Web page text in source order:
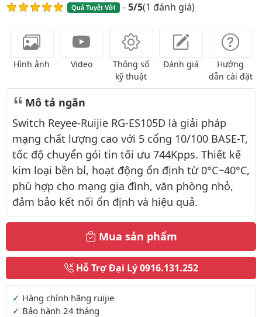
Quá Tuyệt Vời -5/5(1 đánh giá)
Hình ảnh Video
Thông số
kỹ thuật
Đánh giá
Hướng
dẫn cài đặt
Mô tả ngắn
Switch Reyee-Ruijie RG-ES105D là giải pháp
mạng chất lượng cao với 5 cổng 10/100 BASE-T,
tốc độ chuyển gói tin tối ưu 744Kpps. Thiết kế
kim loại bền bỉ, hoạt động ổn định từ 0°C~40°C,
phù hợp cho mạng gia đình, văn phòng nhỏ,
đảm bảo kết nối ổn định và hiệu quả.
Mua sản phẩm
Hỗ Trợ Đại Lý0916.131.252
Thông tin thêm
Hàng chính hãng ruijie
Bảo hành 24 tháng